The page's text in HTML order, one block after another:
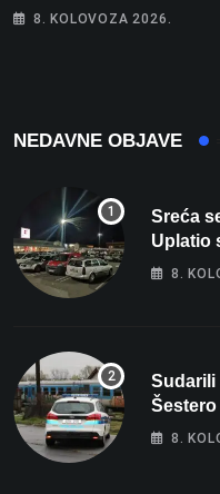
Parizu predstavlja
8. KOLOVOZA 2026.
NEDAVNE OBJAVE
Sreća
Uplatio
808.
Sudarili
žena na
8.